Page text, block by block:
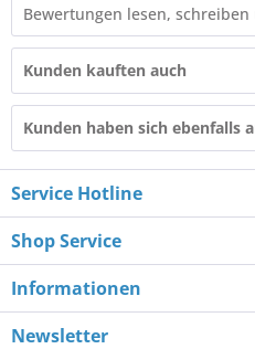
Bewertungen lesen,
Kunden kauften auch
Kunden haben sich ebenfalls
Service Hotline
Shop Service
Informationen
Newsletter